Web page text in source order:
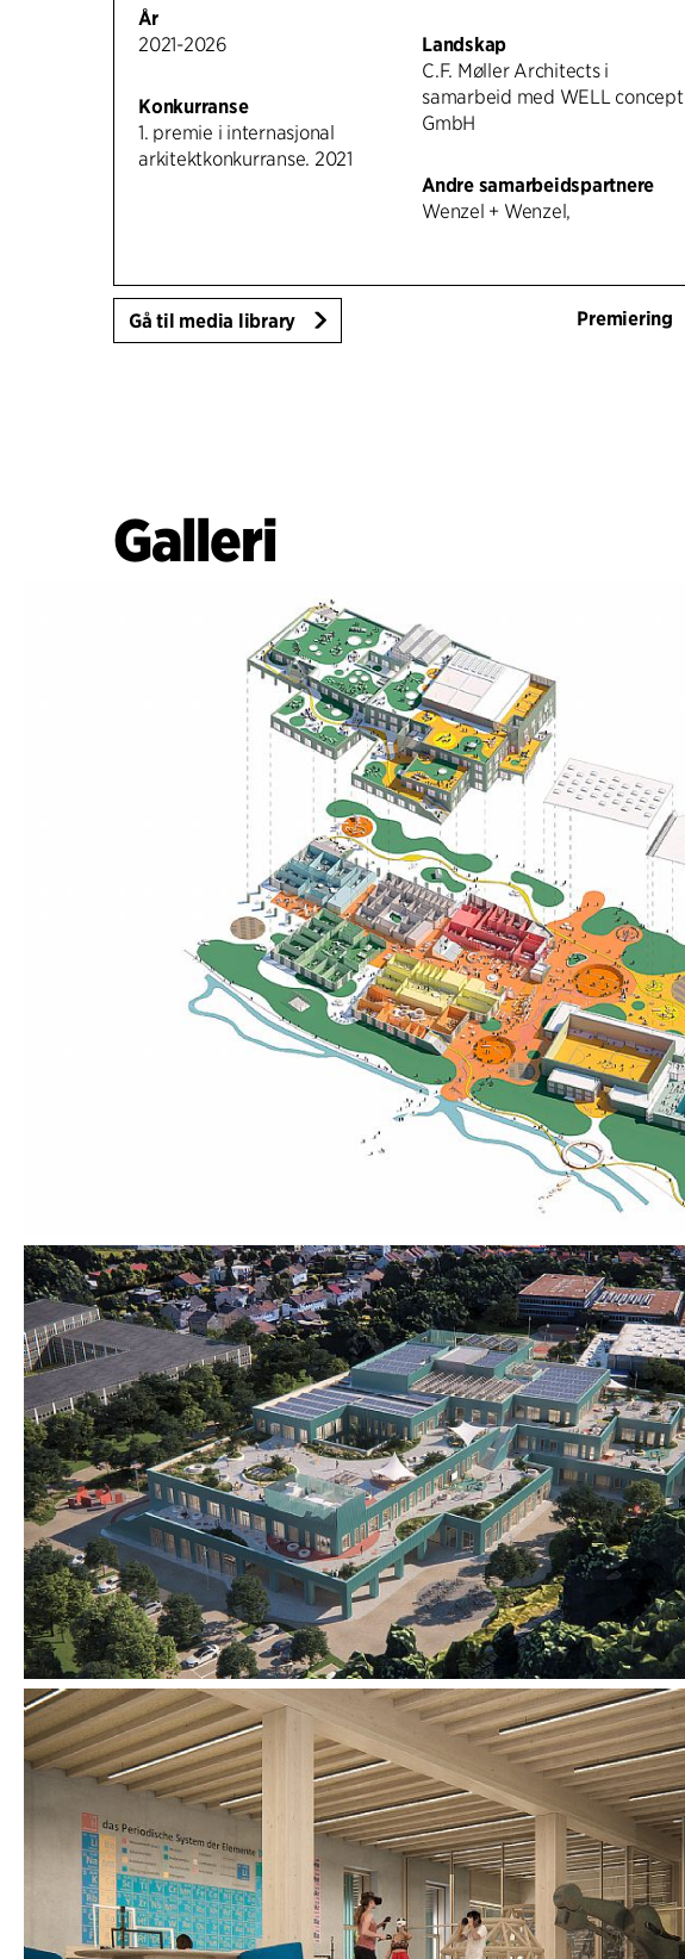
År
2021-2026
Konkurranse
1. premie i internasjonal
arkitektkonkurranse. 2021
Landskap
C.F. Møller Architects i
samarbeid med WELL concept
GmbH
Andre samarbeidspartnere
Wenzel + Wenzel,
Gå til media library Premiering
Galleri